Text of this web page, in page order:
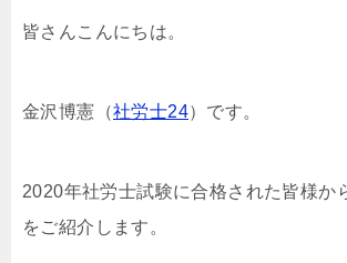
皆さんこんにちは。
金沢博憲（社労士24）です。
2020年社労士試験に合格された皆様か
をご紹介します。